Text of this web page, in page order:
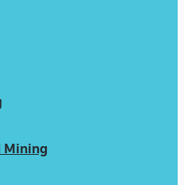
Mining